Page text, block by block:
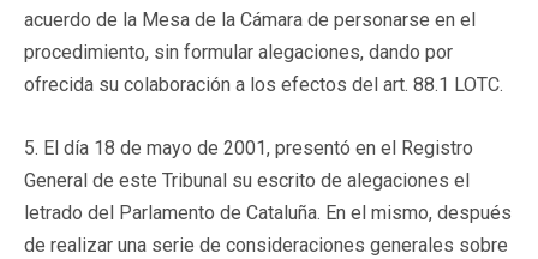
acuerdo de la Mesa de la Cámara de personarse en el
procedimiento, sin formular alegaciones, dando por
ofrecida su colaboración a los efectos del art. 88.1 LOTC.
5. El día 18 de mayo de 2001, presentó en el Registro
General de este Tribunal su escrito de alegaciones el
letrado del Parlamento de Cataluña. En el mismo, después
de realizar una serie de consideraciones generales sobre